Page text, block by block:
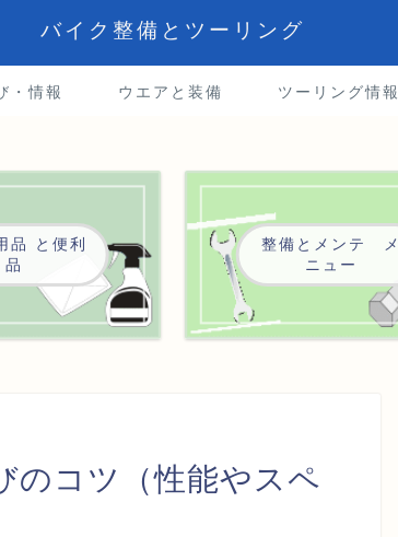
バイク整備とツーリング
・情報 ウエアと装備 ツーリング情報
品 と便利
品
整備とメンテ メ
ニュー
のコツ（性能やスペ